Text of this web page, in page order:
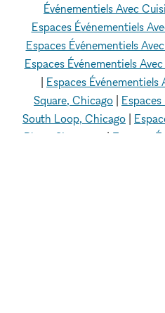
Événementiels Avec
Espaces Événementiels
Espaces Événementiels
Espaces Événementiels
| Espaces
Square, Chicago |
South Loop, Chicago |
Place, Singapour
| Espaces